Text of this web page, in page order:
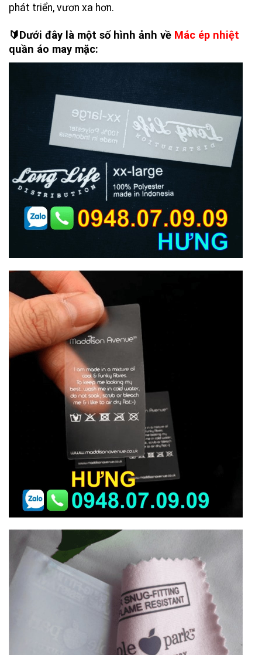
phát triển, vươn xa hơn.
🔰Dưới đây là một số hình ảnh về Mác ép nhiệt
quần áo may mặc: